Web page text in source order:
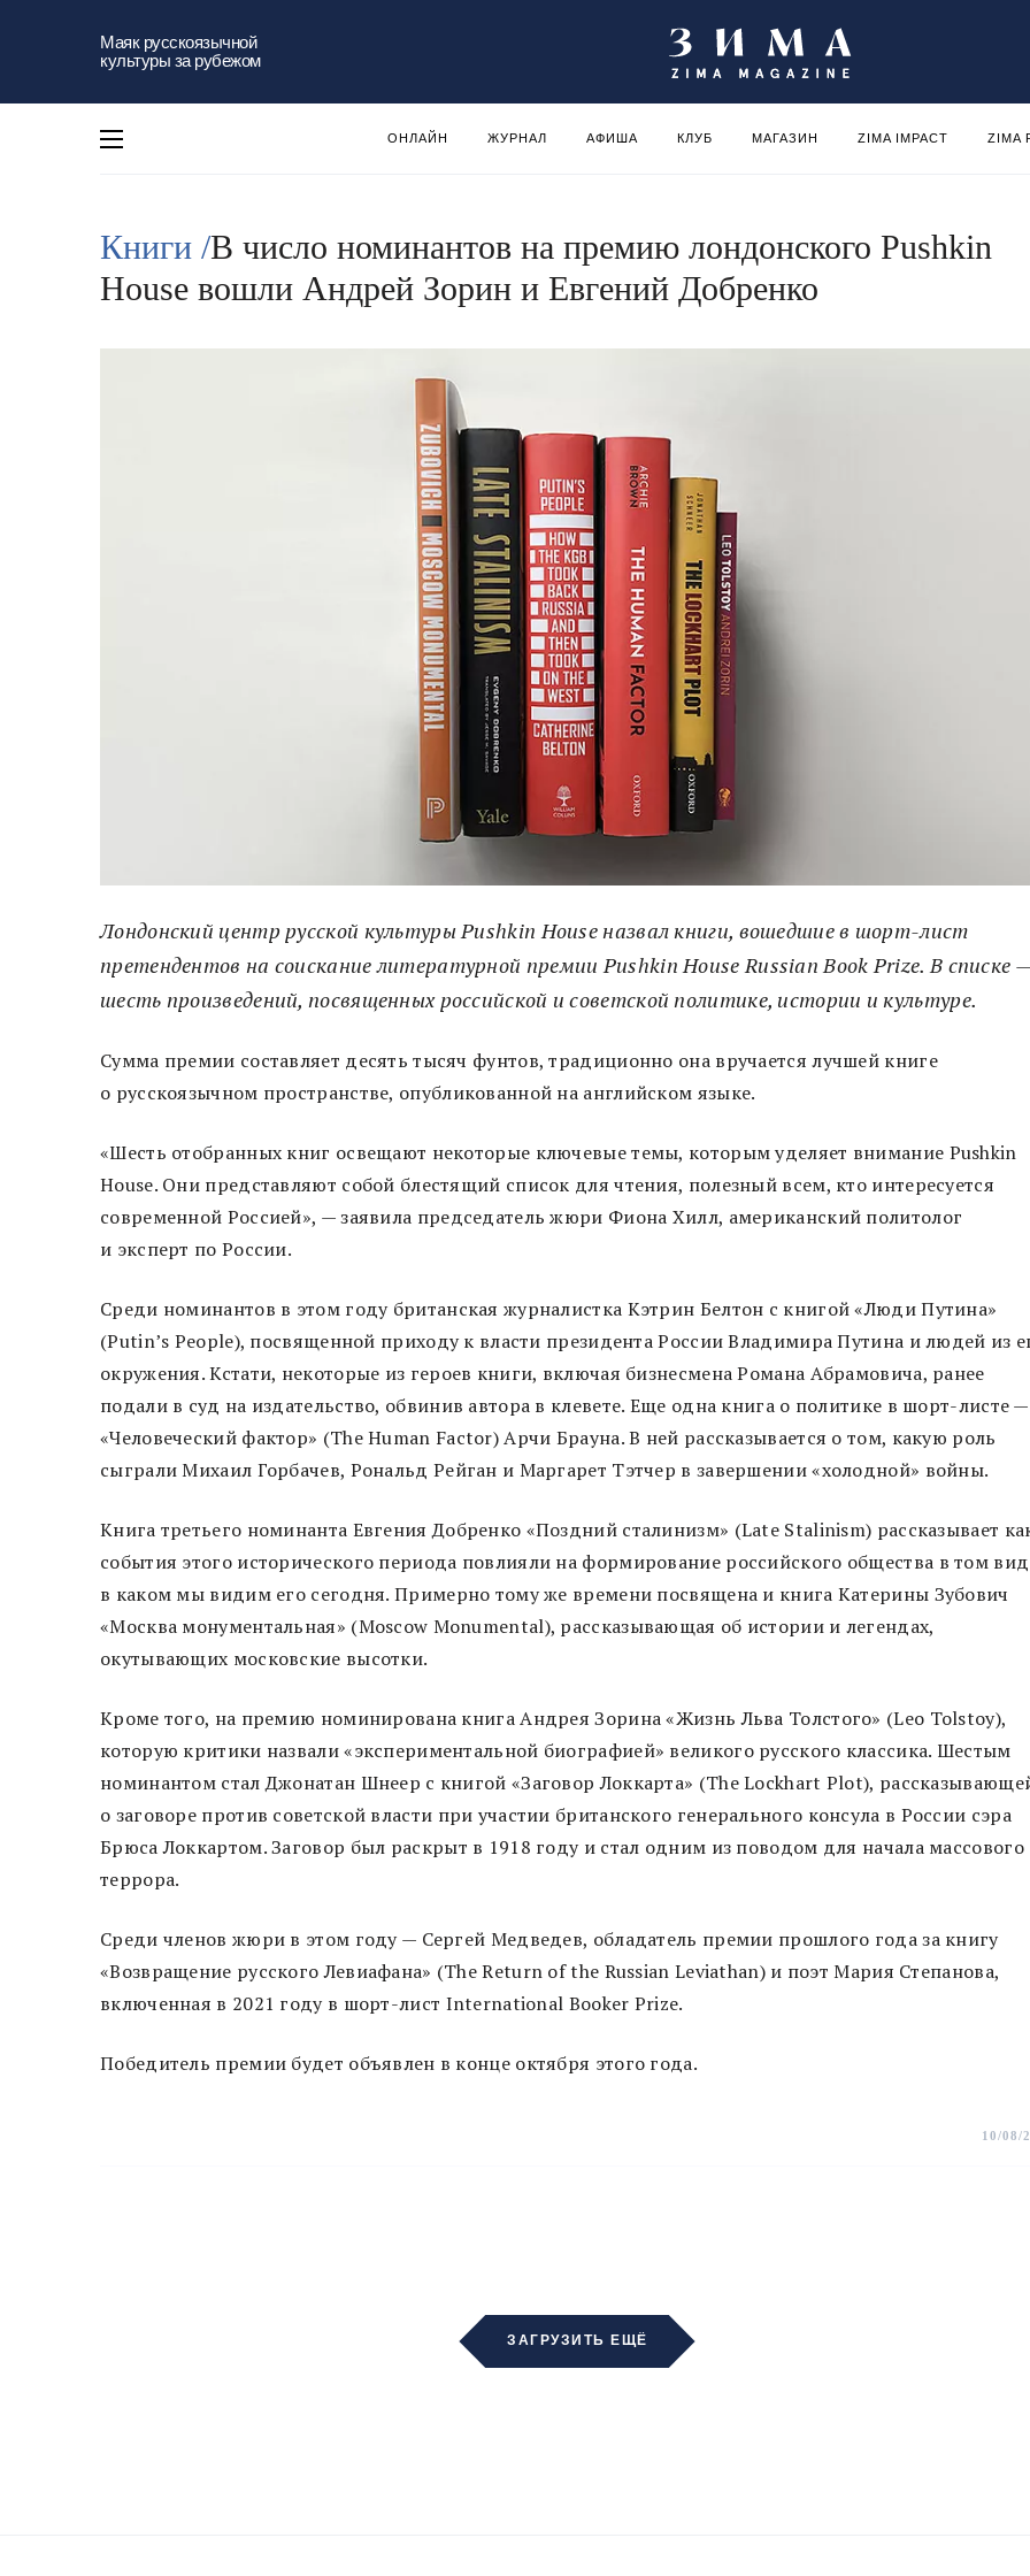
Маяк русскоязычной
культуры за рубежом
ОНЛАЙН ЖУРНАЛ АФИША КЛУБ МАГАЗИН ZIMA IMPACT ZIMA
Книги /В число номинантов на премию лондонского Pushkin
House вошли Андрей Зорин и Евгений Добренко
Лондонский центр русской культуры Pushkin House назвал книги, вошедшие в шорт-лист
претендентов на соискание литературной премии Pushkin House Russian Book Prize. В списке
шесть произведений, посвященных российской и советской политике, истории и культуре.
Сумма премии составляет десять тысяч фунтов, традиционно она вручается лучшей книге
о русскоязычном пространстве, опубликованной на английском языке.
«Шесть отобранных книг освещают некоторые ключевые темы, которым уделяет внимание Pushkin
House. Они представляют собой блестящий список для чтения, полезный всем, кто интересуется
современной Россией», — заявила председатель жюри Фиона Хилл, американский политолог
и эксперт по России.
Среди номинантов в этом году британская журналистка Кэтрин Белтон с книгой «Люди Путина»
(Putin’s People), посвященной приходу к власти президента России Владимира Путина и людей из
окружения. Кстати, некоторые из героев книги, включая бизнесмена Романа Абрамовича, ранее
подали в суд на издательство, обвинив автора в клевете. Еще одна книга о политике в шорт-листе
«Человеческий фактор» (The Human Factor) Арчи Брауна. В ней рассказывается о том, какую роль
сыграли Михаил Горбачев, Рональд Рейган и Маргарет Тэтчер в завершении «холодной» войны.
Книга третьего номинанта Евгения Добренко «Поздний сталинизм» (Late Stalinism) рассказывает
события этого исторического периода повлияли на формирование российского общества в том
в каком мы видим его сегодня. Примерно тому же времени посвящена и книга Катерины Зубович
«Москва монументальная» (Moscow Monumental), рассказывающая об истории и легендах,
окутывающих московские высотки.
Кроме того, на премию номинирована книга Андрея Зорина «Жизнь Льва Толстого» (Leo Tolstoy),
которую критики назвали «экспериментальной биографией» великого русского классика. Шестым
номинантом стал Джонатан Шнеер с книгой «Заговор Локкарта» (The Lockhart Plot),
о заговоре против советской власти при участии британского генерального консула в России сэра
Брюса Локкартом. Заговор был раскрыт в 1918 году и стал одним из поводом для начала массового
террора.
Среди членов жюри в этом году — Сергей Медведев, обладатель премии прошлого года за книгу
«Возвращение русского Левиафана» (The Return of the Russian Leviathan) и поэт Мария Степанова,
включенная в 2021 году в шорт-лист International Booker Prize.
Победитель премии будет объявлен в конце октября этого года.
10/08/
ЗАГРУЗИТЬ ЕЩЁ